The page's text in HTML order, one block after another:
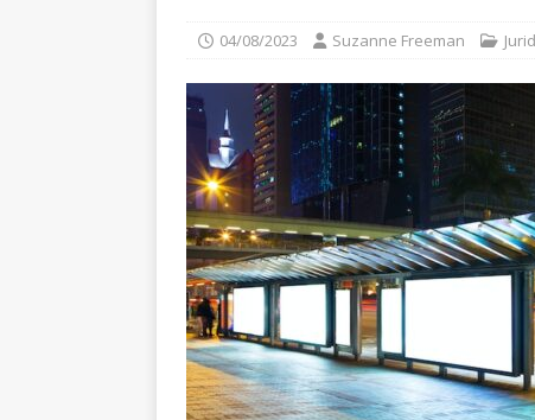
04/08/2023 Suzanne Freeman